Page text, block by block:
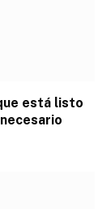
está listo